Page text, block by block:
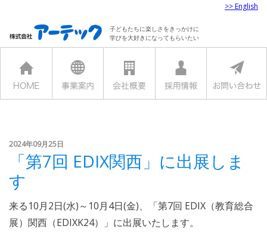
>> English
子どもたちに楽しさをきっかけに
学びを大好きになってもらいたい
2024年09月25日
「第7回 EDIX関西」に出展しま
す
来る10月2日(水)～10月4日(金)、「第7回 EDIX（教育総合
展）関西（EDIXK24）」に出展いたします。